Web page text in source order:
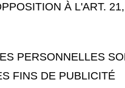
À L'ART.
PERSONNELLES
FINS DE PUBLICITÉ